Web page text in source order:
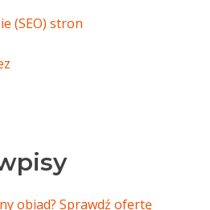
(SEO) stron
obiad? Sprawdź ofertę